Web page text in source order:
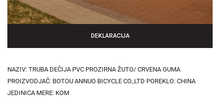
DEKLARACIJA
NAZIV: TRUBA DEČIJA PVC PROZIRNA ŽUTO/ CRVENA GUMA
PROIZVODJAČ: BOTOU ANNUO BICYCLE CO.,LTD POREKLO: CHINA
JEDINICA MERE: KOM